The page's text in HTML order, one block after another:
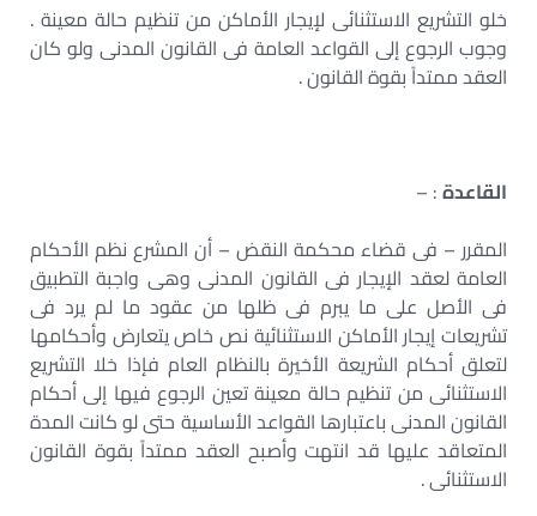
خلو التشريع الاستثنائى لإيجار الأماكن من تنظيم حالة معينة .
وجوب الرجوع إلى القواعد العامة فى القانون المدنى ولو كان
العقد ممتداً بقوة القانون .
القاعدة: –
المقرر – فى قضاء محكمة النقض – أن المشرع نظم الأحكام
العامة لعقد الإيجار فى القانون المدنى وهى واجبة التطبيق
فى الأصل على ما يبرم فى ظلها من عقود ما لم يرد فى
تشريعات إيجار الأماكن الاستثنائية نص خاص يتعارض وأحكامها
لتعلق أحكام الشريعة الأخيرة بالنظام العام فإذا خلا التشريع
الاستثنائى من تنظيم حالة معينة تعين الرجوع فيها إلى أحكام
القانون المدنى باعتبارها القواعد الأساسية حتى لو كانت المدة
المتعاقد عليها قد انتهت وأصبح العقد ممتداً بقوة القانون
الاستثنائى .